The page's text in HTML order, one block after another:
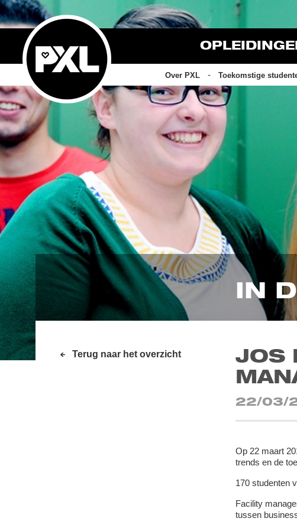
Over PXL Toekomstige
IN
Terug naar het overzicht
JOS
22/03/
Op 22 maart
trends en de
170 studenten
Facility
tussen